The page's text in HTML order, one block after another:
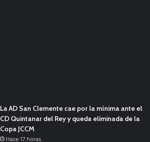
La AD San Clemente cae por la mínima ante el
CD Quintanar del Rey y queda eliminada de la
Copa JCCM
Hace 17 horas